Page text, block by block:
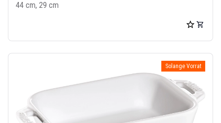
44 cm, 29 cm
Solange Vorrat